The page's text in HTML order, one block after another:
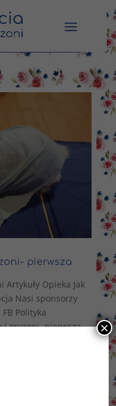
pierwsza
Opieka Jak
Nasi sponsorzy
Polityka
i gryzoni- pierwsza
×